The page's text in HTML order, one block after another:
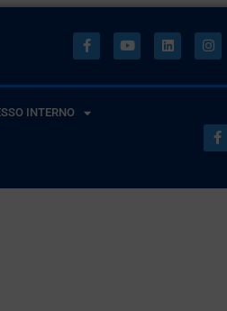
INTERNO